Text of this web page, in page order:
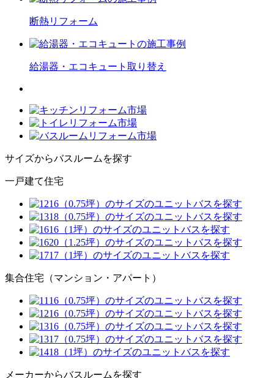
断熱リフォーム
給湯器・エコキュート 取り替え
サイズからバスルームを探す
一戸建て住宅
集合住宅（マンション・アパート）
メーカーからバスルームを探す